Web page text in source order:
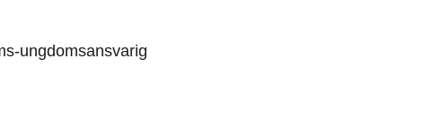
ungdomsansvarig